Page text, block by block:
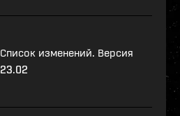
Список изменений. Версия
23.02